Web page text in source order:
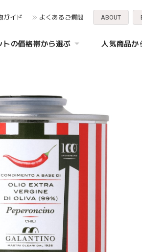
ガイド よくあるご質問 ABOUT
トの価格帯から選ぶ 人気商品か